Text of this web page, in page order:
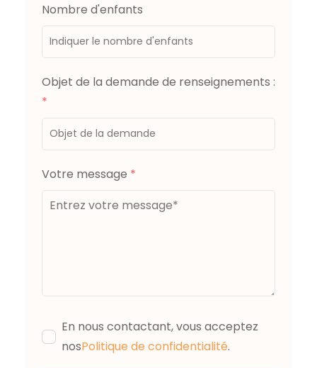
Nombre d'enfants
Objet de la demande de renseignements :
*
Votre message *
En nous contactant, vous acceptez
nosPolitique de confidentialité.